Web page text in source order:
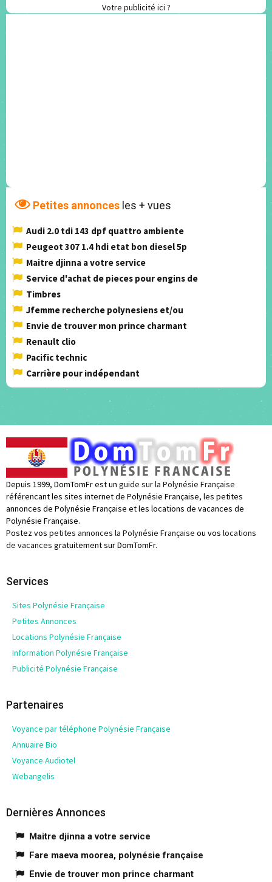
Votre publicité ici ?
Petites annonces les + vues
Audi 2.0 tdi 143 dpf quattro ambiente
Peugeot 307 1.4 hdi etat bon diesel 5p
Maitre djinna a votre service
Service d'achat de pieces pour engins de
Timbres
Jfemme recherche polynesiens et/ou
Envie de trouver mon prince charmant
Renault clio
Pacific technic
Carrière pour indépendant
Depuis 1999, DomTomFr est un guide sur la Polynésie Française
référencant les sites internet de Polynésie Française, les petites
annonces de Polynésie Française et les locations de vacances de
Polynésie Française.
Postez vos petites annonces la Polynésie Française ou vos locations
de vacances gratuitement sur DomTomFr.
Services
Sites Polynésie Française
Petites Annonces
Locations Polynésie Française
Information Polynésie Française
Publicité Polynésie Française
Partenaires
Voyance par téléphone Polynésie Française
Annuaire Bio
Voyance Audiotel
Webangelis
Dernières Annonces
Maitre djinna a votre service
Fare maeva moorea, polynésie française
Envie de trouver mon prince charmant